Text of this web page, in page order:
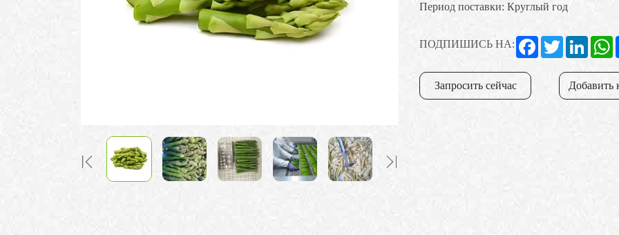
Период поставки: Круглый год
ПОДПИШИСЬ НА: FacebookTwitter
Запросить сейчас Добавить